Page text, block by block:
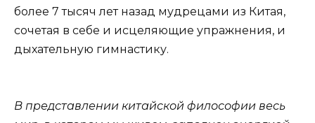
более 7 тысяч лет назад мудрецами из Китая,
сочетая в себе и исцеляющие упражнения, и
дыхательную гимнастику.
В представлении китайской философии весь